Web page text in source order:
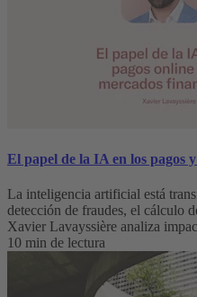
El papel de la IA en los pagos
La inteligencia artificial está
detección de fraudes, el cálculo
Xavier Lavayssière analiza
10 min de lectura